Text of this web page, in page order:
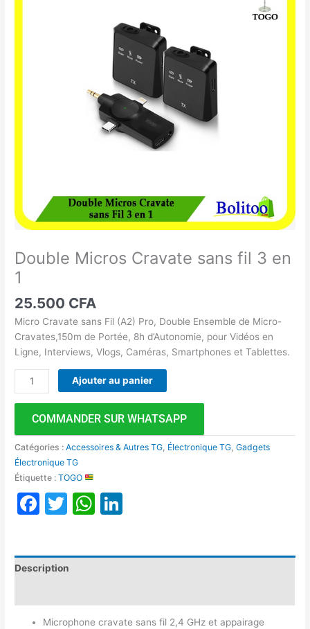
Double Micros Cravate sans fil 3 en
1
25.500 CFA
Micro Cravate sans Fil (A2) Pro, Double Ensemble de Micro-
Cravates,150m de Portée, 8h d’Autonomie, pour Vidéos en
Ligne, Interviews, Vlogs, Caméras, Smartphones et Tablettes.
Ajouter au panier
COMMANDER SUR WHATSAPP
Catégories :Accessoires & Autres TG Électronique TG ,Gadgets
Électronique TG
Étiquette :TOGO
Facebook
TwitterWhatsApp
Description
Microphone cravate sans fil 2,4 GHz et appairage